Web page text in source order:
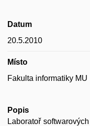
Datum
20.5.2010
Místo
Fakulta informatiky MU
Popis
Laboratoř